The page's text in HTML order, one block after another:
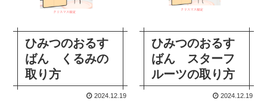
ひみつのおるす
ばん くるみの
取り方
2024.12.19
ひみつのおるす
ばん スターフ
ルーツの取り方
2024.12.19